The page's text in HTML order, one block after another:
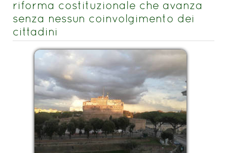
riforma costituzionale che avanza
senza nessun coinvolgimento dei
cittadini